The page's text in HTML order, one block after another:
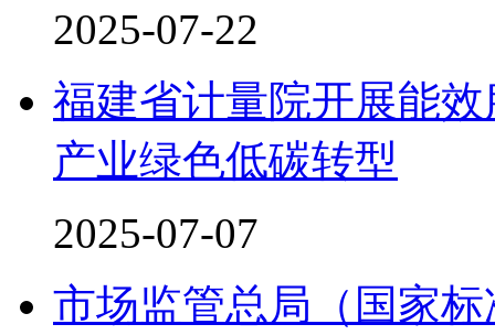
2025-07-22
福建省计量院开展能
产业绿色低碳转型
2025-07-07
市场监管总局（国家